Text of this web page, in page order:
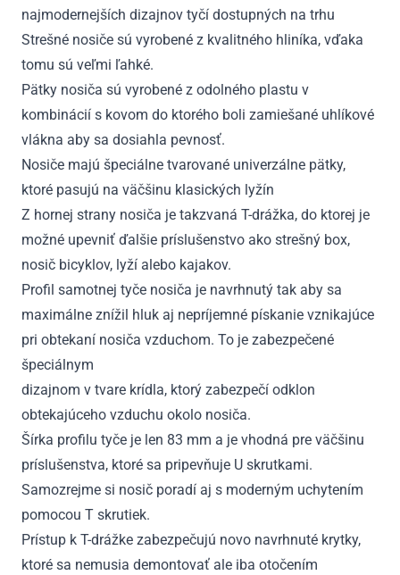
najmodernejších dizajnov tyčí dostupných na trhu
Strešné nosiče sú vyrobené z kvalitného hliníka, vďaka
tomu sú veľmi ľahké.
Pätky nosiča sú vyrobené z odolného plastu v
kombinácií s kovom do ktorého boli zamiešané uhlíkové
vlákna aby sa dosiahla pevnosť.
Nosiče majú špeciálne tvarované univerzálne pätky,
ktoré pasujú na väčšinu klasických lyžín
Z hornej strany nosiča je takzvaná T-drážka, do ktorej je
možné upevniť ďalšie príslušenstvo ako strešný box,
nosič bicyklov, lyží alebo kajakov.
Profil samotnej tyče nosiča je navrhnutý tak aby sa
maximálne znížil hluk aj nepríjemné pískanie vznikajúce
pri obtekaní nosiča vzduchom. To je zabezpečené
špeciálnym
dizajnom v tvare krídla, ktorý zabezpečí odklon
obtekajúceho vzduchu okolo nosiča.
Šírka profilu tyče je len 83 mm a je vhodná pre väčšinu
príslušenstva, ktoré sa pripevňuje U skrutkami.
Samozrejme si nosič poradí aj s moderným uchytením
pomocou T skrutiek.
Prístup k T-drážke zabezpečujú novo navrhnuté krytky,
ktoré sa nemusia demontovať ale iba otočením